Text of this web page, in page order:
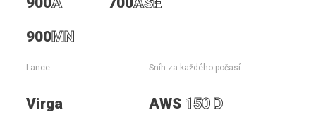
900MN
Lance
Virga
Sníh za každého počasí
AWS 150 D
MN